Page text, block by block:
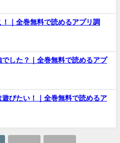
！｜全巻無料で読めるアプリ調
でした？｜全巻無料で読めるアプ
遊びたい！｜全巻無料で読めるア